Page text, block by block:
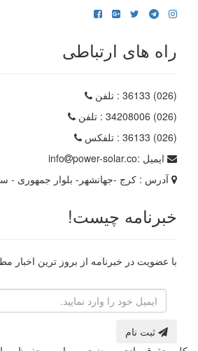
راه های ارتباطی
(026) 36133
: تلفن
(026) 34208006
: تلفن
(026) 36133
: تلفکس
ایمیل :
info
power-solar.co
آدرس : کرج -جهانشهر- بلوار جمهوری -
خبرنامه چیست!
با عضویت در خبرنامه از بروز ترین اخبار
ثبت نام